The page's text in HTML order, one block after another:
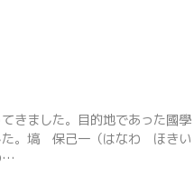
きました。目的地であった國學
た。塙 保己一（はなわ ほきい
…